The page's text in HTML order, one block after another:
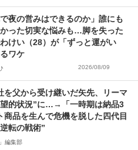
で夜の営みはできるのか」誰にも
った切実な悩みも…脚を失った
けい（28）が「ずっと運がい
ワケ
2026/08/09
を父から受け継いだ矢先、リーマ
望的状況”に…→「一時期は納品3
商品を生んで危機を脱した四代目
転の戦術”
編集部